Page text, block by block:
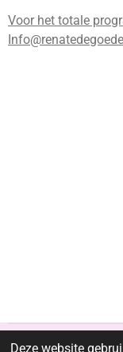
Deze website
Voor het totale